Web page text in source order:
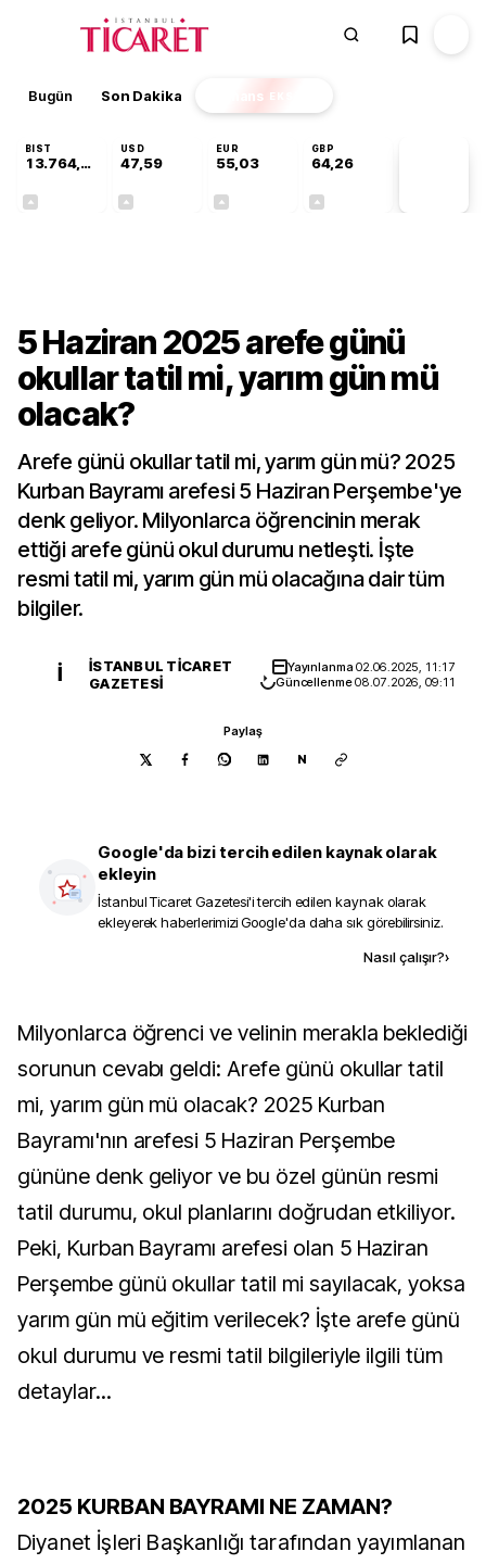
Bugün Son Dakika Finans EKSTRA
BIST
13.764,88
USD
47,59
EUR
55,03
GBP
64,26
5 Haziran 2025 arefe günü
okullar tatil mi, yarım gün mü
olacak?
Arefe günü okullar tatil mi, yarım gün mü? 2025
Kurban Bayramı arefesi 5 Haziran Perşembe'ye
denk geliyor. Milyonlarca öğrencinin merak
ettiği arefe günü okul durumu netleşti. İşte
resmi tatil mi, yarım gün mü olacağına dair tüm
bilgiler.
İ
İSTANBUL TICARET
GAZETESI
Yayınlanma02.06.2025, 11:17
Güncellenme08.07.2026, 09:11
Paylaş
N
Google'da bizi tercih edilen kaynak olarak
ekleyin
İstanbul Ticaret Gazetesi'i tercih edilen kaynak olarak
ekleyerek haberlerimizi Google'da daha sık görebilirsiniz.
Nasıl çalışır?›
Milyonlarca öğrenci ve velinin merakla beklediği
sorunun cevabı geldi: Arefe günü okullar tatil
mi, yarım gün mü olacak? 2025 Kurban
Bayramı'nın arefesi 5 Haziran Perşembe
gününe denk geliyor ve bu özel günün resmi
tatil durumu, okul planlarını doğrudan etkiliyor.
Peki, Kurban Bayramı arefesi olan 5 Haziran
Perşembe günü okullar tatil mi sayılacak, yoksa
yarım gün mü eğitim verilecek? İşte arefe günü
okul durumu ve resmi tatil bilgileriyle ilgili tüm
detaylar...
2025 KURBAN BAYRAMI NE ZAMAN?
Diyanet İşleri Başkanlığı tarafından yayımlanan